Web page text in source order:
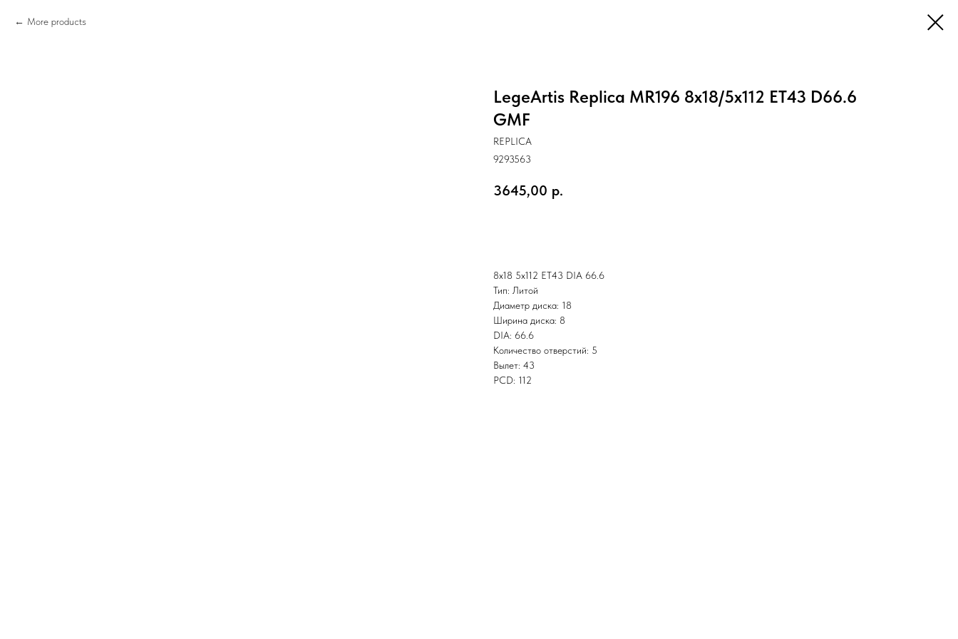
More products
LegeArtis Replica MR196 8x18/5x112 ET43 D66.6
GMF
REPLICA
9293563
3645,00 р.
8x18 5x112 ET43 DIA 66.6
Тип: Литой
Диаметр диска: 18
Ширина диска: 8
DIA: 66.6
Количество отверстий: 5
Вылет: 43
PCD: 112